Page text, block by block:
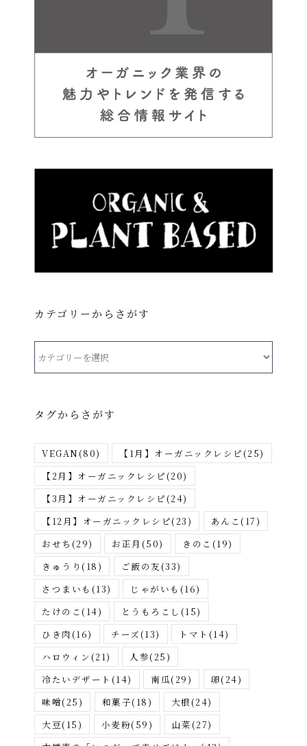
カテゴリーからさがす
ー
ら
が
す
タグからさがす
VEGAN(80) 【1月】オーガニックレシピ(25)
【2月】オーガニックレシピ(20)
【3月】オーガニックレシピ(24)
【12月】オーガニックレシピ(23) あんこ(17)
おせち (29) お正月 (50) きのこ (19)
きゅうり (18) ご飯の友(33)
さつまいも (13) じゃがいも (16)
たけのこ(14) とうもろこし (15)
ひき肉(16) チーズ(13) トマト (14)
ハロウィン(21) 人参(25)
冷たいデザート (14) 南瓜(29) 卵(24)
味噌(25) 和菓子(18) 大根(24)
大豆(15) 小麦粉(59) 山菜(27)